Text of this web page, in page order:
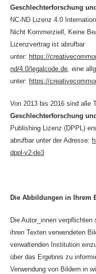
Geschlechterforschung
NC-ND Lizenz 4.0
Nicht Kommerziell, Keine
Lizenzvertrag ist abrufbar
unter: https://
nd/4.0/legalcode.de, eine
unter: https://
Von 2013 bis 2016 sind alle
Geschlechterforschung
Publishing Lizenz (DPPL)
abrufbar unter der Adresse:
dppl-v2-de3
Die Abbildungen in Ihrem
Die Autor_innen
ihren Texten verwendeten
verwaltenden Institution
über das Ergebnis zu
Verwendung von Bildern in